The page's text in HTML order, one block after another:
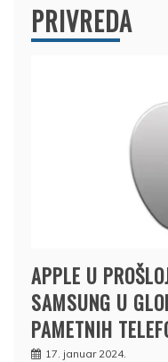
PRIVREDA
APPLE U
SAMSUNG U
PAMETNIH
17. januar 2024.